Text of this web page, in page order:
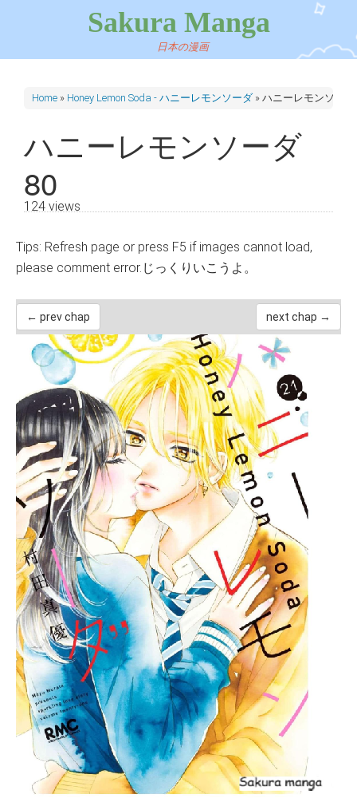
Sakura Manga
日本の漫画
Home » Honey Lemon Soda - ハニーレモンソーダ » ハニーレモンソーダ
ハニーレモンソーダ
80
124 views
Tips: Refresh page or press F5 if images cannot load,
please comment error.じっくりいこうよ。
← prev chap next chap →